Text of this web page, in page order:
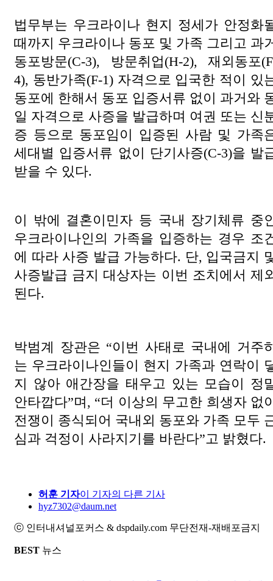
법무부는 우크라이나 현지 정세가 안정화
때까지 우크라이나 동포 및 가족 그리고 과
동포방문(C-3), 방문취업(H-2), 재외동포
4), 동반가족(F-1) 자격으로 입국한 적이 있
동포에 한해서 동포 입증서류 없이 과거와
일 자격으로 사증을 발급하며 여권 또는 신
증 등으로 동포임이 입증된 사람 및 가족
세대별 입증서류 없이 단기사증(C-3)을 발
받을 수 있다.
이 밖에 결혼이민자 등 국내 장기체류 중
우크라이나인의 가족을 입증하는 경우 조
에 따라 사증 발급 가능하다. 단, 입국금지
사증발급 금지 대상자는 이번 조치에서 제
된다.
박범계 장관은 “이번 사태로 국내에 거주
는 우크라이나인들이 현지 가족과 연락이
지 않아 애간장을 태우고 있는 모습이 정
안타깝다”며, “더 이상의 무고한 희생자 없
전쟁이 종식되어 국내외 동포와 가족 모두
심과 걱정이 사라지기를 바란다”고 밝혔다.
허훈 기자이 기자의 다른 기사
hyz7302@daum.net
ⓒ 인터내셔널포커스 & dspdaily.com 무단전재-재배포금지
BEST 뉴스